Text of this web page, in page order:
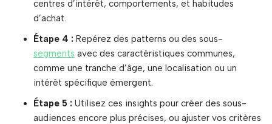
centres d’intérêt, comportements, et habitudes
d’achat.
Étape 4 : Repérez des patterns ou des sous-
segments avec des caractéristiques communes,
comme une tranche d’âge, une localisation ou un
intérêt spécifique émergent.
Étape 5 : Utilisez ces insights pour créer des sous-
audiences encore plus précises, ou ajuster vos critères